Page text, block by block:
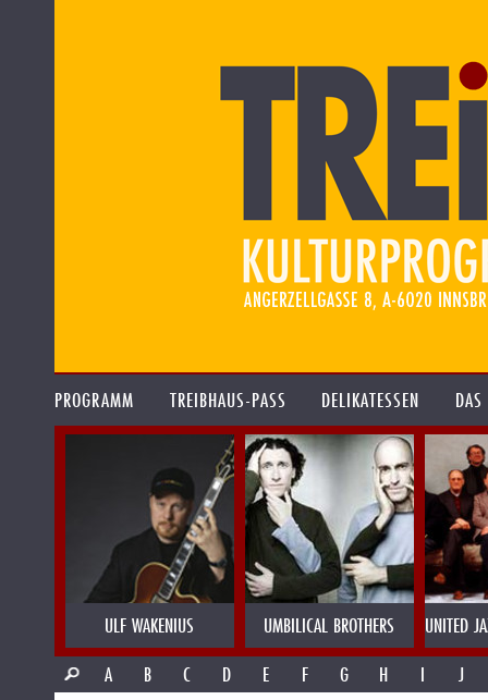
PROGRAMM TREIBHAUS-PASS DELIKATESSEN
ULF WAKENIUS UMBILICAL BROTHERS
UNITED
A
B C D E F G H I J